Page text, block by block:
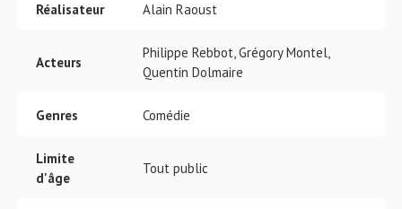
Réalisateur Alain Raoust
Acteurs
Philippe Rebbot, Grégory Montel,
Quentin Dolmaire
Genres Comédie
Limite
d'âge
Tout public